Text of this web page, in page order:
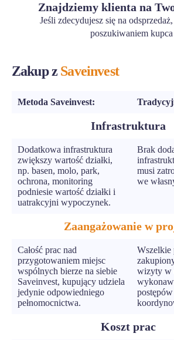
Znajdziemy klienta na
Jeśli zdecydujesz się na
poszukiwaniem kupca
Zakup z Saveinvest
Metoda Saveinvest:
Infrastruktura
Dodatkowa infrastruktura
zwiększy wartość działki,
np. basen, molo, park,
ochrona, monitoring
podniesie wartość działki i
uatrakcyjni wypoczynek.
Brak
musi
we
Zaangażowanie w
Całość prac nad
przygotowaniem miejsc
wspólnych bierze na siebie
Saveinvest, kupujący udziela
jedynie odpowiedniego
pełnomocnictwa.
Wszelkie
wizyty w
Koszt prac